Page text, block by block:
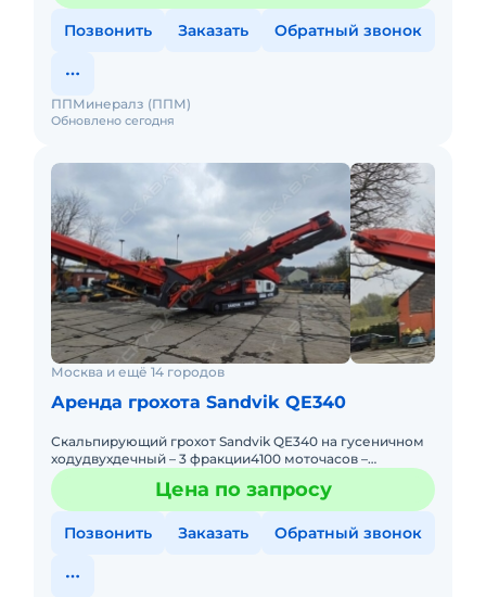
Позвонить Заказать Обратный звонок
Обновлено сегодня
ППМинералз (ППМ)
Москва и ещё 14 городов
Аренда грохота Sandvik QE340
Скальпирующий грохот Sandvik QE340 на гусеничном
ходудвухдечный – 3 фракции4100 моточасов –
РЕАЛЬНЫЕ ЧАСЫ!Год выпуска: 2011Верхний дек:
4800x1420 мм
Цена по запросу
Позвонить Заказать Обратный звонок